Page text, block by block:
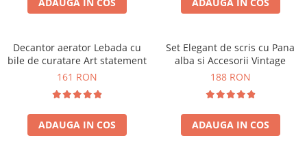
Decantor aerator Lebada cu
bile de curatare Art statement
161 RON
ADAUGA IN COS
Set Elegant de scris cu Pana
alba si Accesorii Vintage
188 RON
ADAUGA IN COS